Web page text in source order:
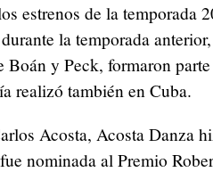
estrenos de la temporada
la temporada
Boán y Peck, formaron
realizó también en Cuba.
Acosta, Acosta Danza
nominada al Premio